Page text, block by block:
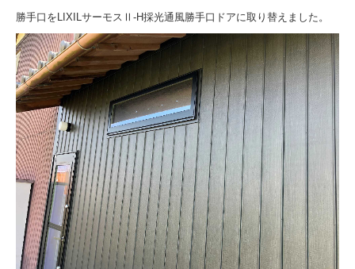
勝手口をLIXILサーモスⅡ-H採光通風勝手口ドアに取り替えました。